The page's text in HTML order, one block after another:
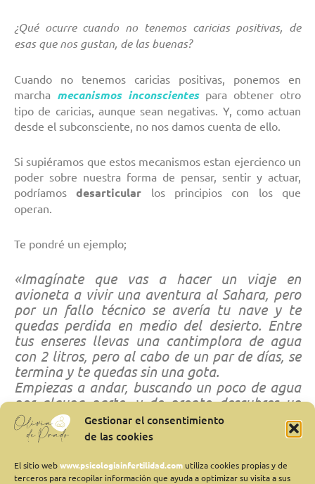
Gestionar el consentimiento
de las cookies
El sitio webwww.psicologiainfertilidad.com utiliza cookies propias y de
terceros para recopilar información que ayuda a optimizar su visita a sus
¿Qué ocurre cuando no tenemos caricias positivas, de
esas que nos gustan, de las buenas?
Cuando no tenemos caricias positivas, ponemos en
marcha mecanismos inconscientespara obtener otro
tipo de caricias, aunque sean negativas. Y, como actuan
desde el subconsciente, no nos damos cuenta de ello.
Si supiéramos que estos mecanismos estan ejercienco un
poder sobre nuestra forma de pensar, sentir y actuar,
podríamosdesarticular los principios con los que
operan.
Te pondré un ejemplo;
«Imagínate que vas a hacer un viaje en
avioneta a vivir una aventura al Sahara, pero
por un fallo técnico se avería tu nave y te
quedas perdida en medio del desierto. Entre
tus enseres llevas una cantimplora de agua
con 2 litros, pero al cabo de un par de días, se
termina y te quedas sin una gota.
Empiezas a andar, buscando un poco de agua
por alguna parte, y de pronto descubres un
oasis donde hay gran un pozo de agua, pero en
él se encuentra un animal muerto, en
avanzado estado de descomposición, y
entonces, tienes que decidir qué hacer, si beber
del pozo o no beber, porque sabes que